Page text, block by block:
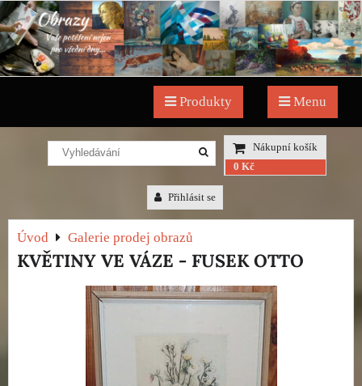
Produkty Menu
Nákupní košík
0 Kč
Přihlásit se
Úvod Galerie prodej obrazů
KVĚTINY VE VÁZE - FUSEK OTTO